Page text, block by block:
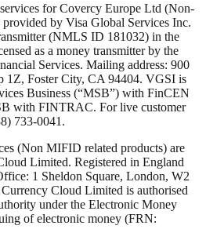
for Covercy Europe Ltd (Non-
by Visa Global Services Inc.
(NMLS ID 181032) in the
as a money transmitter by the
Services. Mailing address: 900
1Z, Foster City, CA 94404. VGSI is
Business (“MSB”) with FinCEN
with FINTRAC. For live customer
733-0041.
(Non MIFID related products) are
Limited. Registered in England
1 Sheldon Square, London, W2
Cloud Limited is authorised
under the Electronic Money
of electronic money (FRN: